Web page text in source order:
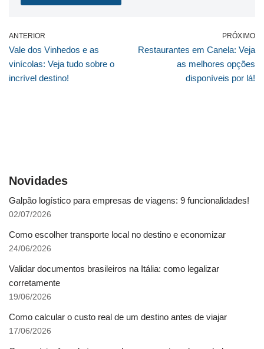
ANTERIOR
Vale dos Vinhedos e as
vinícolas: Veja tudo sobre o
incrível destino!
PRÓXIMO
Restaurantes em Canela: Veja
as melhores opções
disponíveis por lá!
Novidades
Galpão logístico para empresas de viagens: 9 funcionalidades!
02/07/2026
Como escolher transporte local no destino e economizar
24/06/2026
Validar documentos brasileiros na Itália: como legalizar
corretamente
19/06/2026
Como calcular o custo real de um destino antes de viajar
17/06/2026